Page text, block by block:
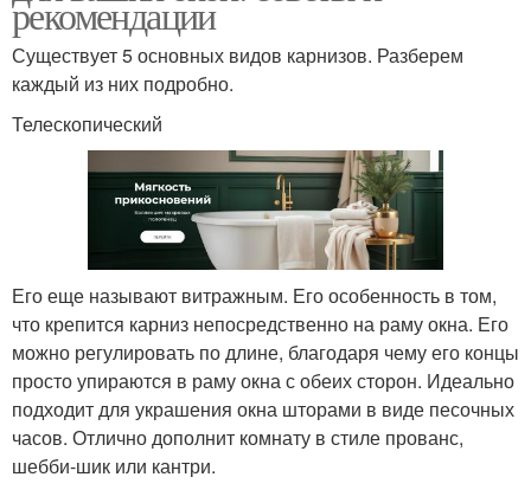
рекомендации
Существует 5 основных видов карнизов. Разберем
каждый из них подробно.
Телескопический
Его еще называют витражным. Его особенность в том,
что крепится карниз непосредственно на раму окна. Его
можно регулировать по длине, благодаря чему его концы
просто упираются в раму окна с обеих сторон. Идеально
подходит для украшения окна шторами в виде песочных
часов. Отлично дополнит комнату в стиле прованс,
шебби-шик или кантри.